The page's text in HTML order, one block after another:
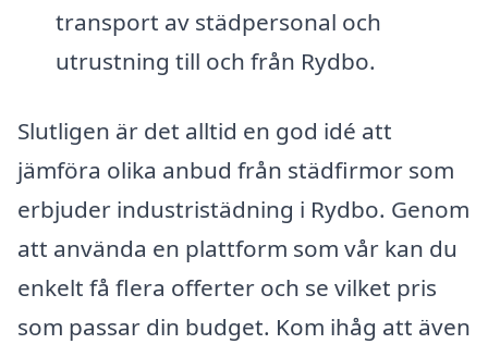
transport av städpersonal och
utrustning till och från Rydbo.
Slutligen är det alltid en god idé att
jämföra olika anbud från städfirmor som
erbjuder industristädning i Rydbo. Genom
att använda en plattform som vår kan du
enkelt få flera offerter och se vilket pris
som passar din budget. Kom ihåg att även